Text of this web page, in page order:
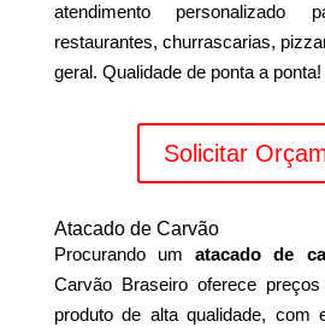
atendimento personalizado
restaurantes, churrascarias,
geral. Qualidade de ponta a ponta!
Solicitar
Atacado de Carvão
Procurando umatacado de
Carvão Braseiro oferece
produto de alta qualidade, com